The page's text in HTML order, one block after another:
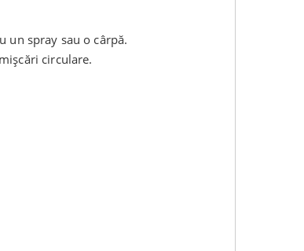
un spray sau o cârpă.
circulare.